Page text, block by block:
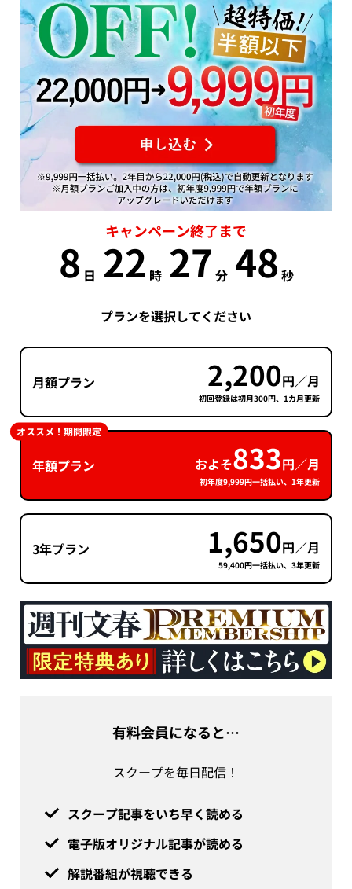
キャンペーン終了まで
8 日 22 時 27 分 47 秒
プランを選択してください
月額プラン 2,200円／月
初回登録は初月300円、1カ月更新
年額プラン およそ833円／月
初年度9,999円一括払い、1年更新
オススメ！期間限定
3年プラン 1,650円／月
59,400円一括払い、3年更新
有料会員になると…
スクープを毎日配信！
スクープ記事をいち早く読める
電子版オリジナル記事が読める
解説番組が視聴できる